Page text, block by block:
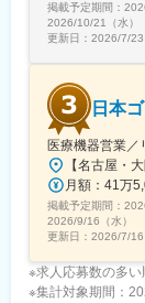
変更の範囲
掲載予定期間：
2026/10/21（水）
更新日： 2026/7/23
日本
医療機器営業／
掲載予定期間：
2026/9/16（水）
更新日： 2026/7/16
※求人応募数の多い
※集計対象期間：